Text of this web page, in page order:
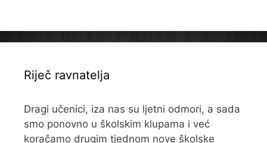
Riječ ravnatelja
Dragi učenici, iza nas su ljetni odmori, a sada
smo ponovno u školskim klupama i već
koračamo drugim tjednom nove školske